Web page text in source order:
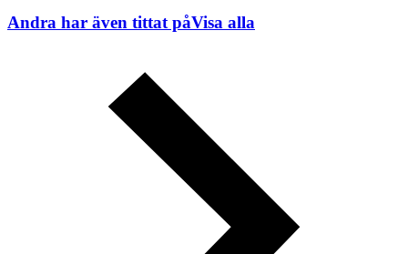
Andra har även tittat påVisa alla